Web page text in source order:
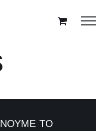
ΤΟ